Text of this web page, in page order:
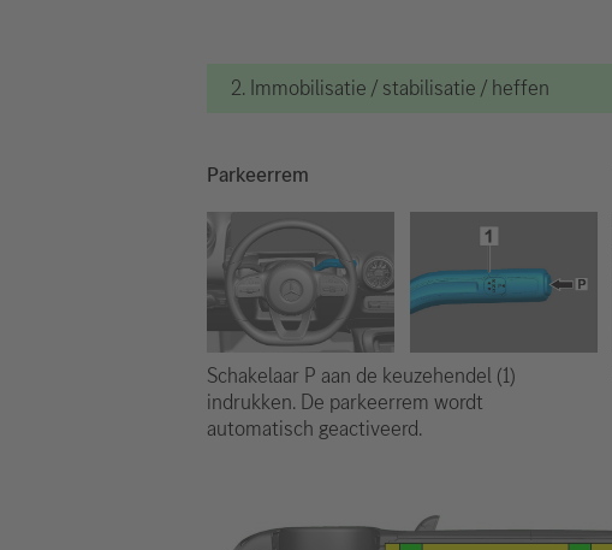
2. Immobilisatie / stabilisatie / heffen
Parkeerrem
Schakelaar P aan de keuzehendel (1)
indrukken. De parkeerrem wordt
automatisch geactiveerd.